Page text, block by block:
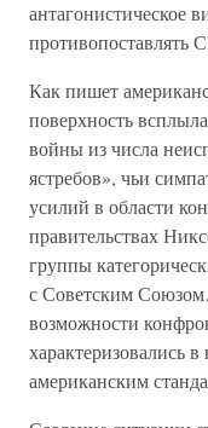
антагонистическое
Как пишет
поверхность
войны из числа
ястребов», чьи
усилий в области
правительствах
группы
с Советским
возможности
характеризовались
американским